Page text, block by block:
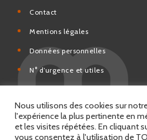
Charte de modération et de
sociaux de la Ville de Saint-
Nous utilisons des cookies sur
l'expérience la plus pertinente en
et les visites répétées. En cliquant
vous consentez à l'utilisation de